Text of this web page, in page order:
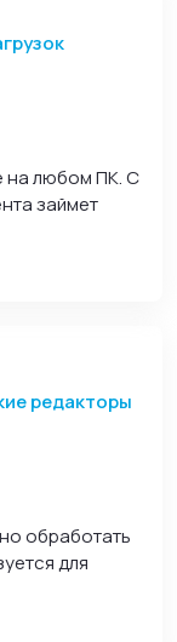
на любом ПК. С
займет
редакторы
обработать
для